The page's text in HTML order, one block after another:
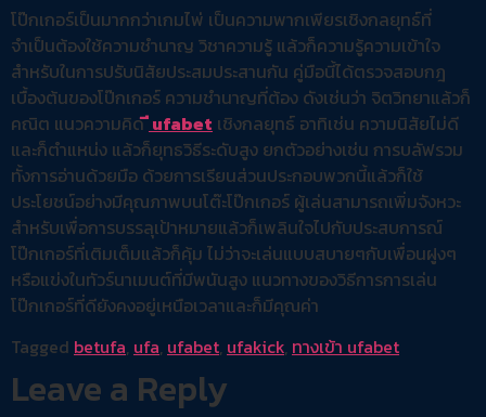
โป๊กเกอร์เป็นมากกว่าเกมไพ่ เป็นความพากเพียรเชิงกลยุทธ์ที่
จำเป็นต้องใช้ความชำนาญ วิชาความรู้ แล้วก็ความรู้ความเข้าใจ
สำหรับในการปรับนิสัยประสมประสานกัน คู่มือนี้ได้ตรวจสอบกฎ
เบื้องต้นของโป๊กเกอร์ ความชำนาญที่ต้อง ดังเช่นว่า จิตวิทยาแล้วก็
คณิต แนวความคิดี ufabet เชิงกลยุทธ์ อาทิเช่น ความนิสัยไม่ดี
และก็ตำแหน่ง แล้วก็ยุทธวิธีระดับสูง ยกตัวอย่างเช่น การบลัฟรวม
ทั้งการอ่านด้วยมือ ด้วยการเรียนส่วนประกอบพวกนี้แล้วก็ใช้
ประโยชน์อย่างมีคุณภาพบนโต๊ะโป๊กเกอร์ ผู้เล่นสามารถเพิ่มจังหวะ
สำหรับเพื่อการบรรลุเป้าหมายแล้วก็เพลินใจไปกับประสบการณ์
โป๊กเกอร์ที่เติมเต็มแล้วก็คุ้ม ไม่ว่าจะเล่นแบบสบายๆกับเพื่อนฝูงๆ
หรือแข่งในทัวร์นาเมนต์ที่มีพนันสูง แนวทางของวิธีการการเล่น
โป๊กเกอร์ที่ดียังคงอยู่เหนือเวลาและก็มีคุณค่า
Tagged betufa, ufa, ufabet, ufakick, ทางเข้า ufabet
Leave a Reply